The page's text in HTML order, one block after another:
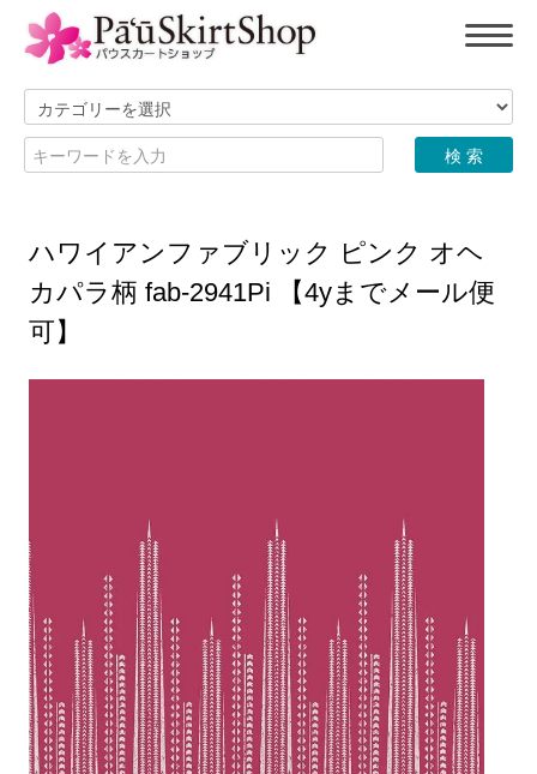
ハワイアンファブリック ピンク オヘ
カパラ柄 fab-2941Pi 【4yまでメール便
可】